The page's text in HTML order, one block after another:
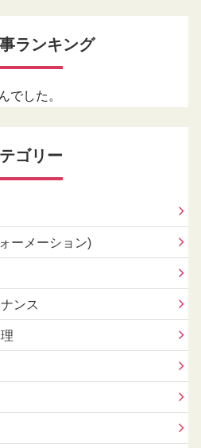
ランキング
でした。
ゴリー
ーメーション)
ンス